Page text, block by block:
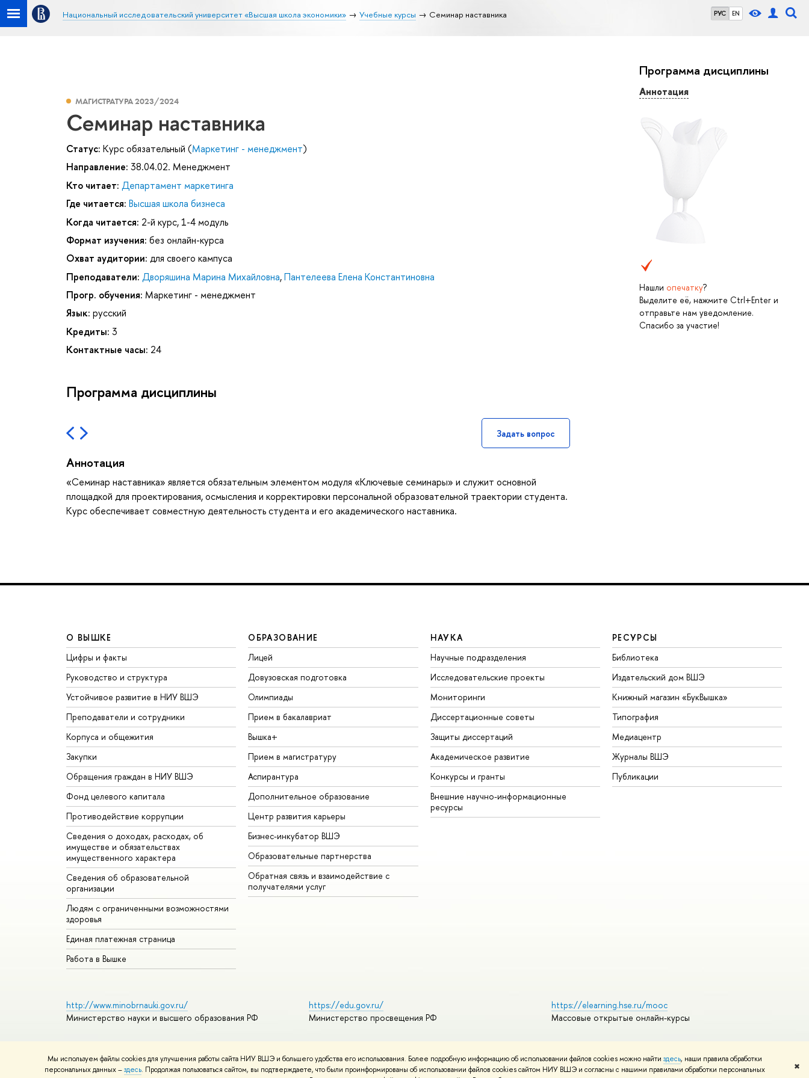
Мы используем файлы cookies для улучшения работы сайта НИУ ВШЭ и большего удобства его использования. Более подробную информацию об использовании файлов cookies можно найти здесь, наши правила обработки
персональных данных –здесь. Продолжая пользоваться сайтом, вы подтверждаете, что были проинформированы об использовании файлов cookies сайтом НИУ ВШЭ и согласны с нашими правилами обработки персональных
✖
РУС EN
Национальный исследовательский университет «Высшая школа экономики» Учебные курсы Семинар наставника
Программа дисциплины
Аннотация
Нашли опечатку?
Выделите её, нажмите Ctrl+Enter и
отправьте нам уведомление.
Спасибо за участие!
МАГИСТРАТУРА 2023/2024
Семинар наставника
Статус: Курс обязательный (Маркетинг - менеджмент)
Направление: 38.04.02. Менеджмент
Кто читает: Департамент маркетинга
Где читается: Высшая школа бизнеса
Когда читается: 2-й курс, 1-4 модуль
Формат изучения: без онлайн-курса
Охват аудитории: для своего кампуса
Преподаватели: Дворяшина Марина Михайловна,Пантелеева Елена Константиновна
Прогр. обучения: Маркетинг - менеджмент
Язык: русский
Кредиты: 3
Контактные часы: 24
Программа дисциплины
Задать вопрос
Аннотация
«Семинар наставника» является обязательным элементом модуля «Ключевые семинары» и служит основной
площадкой для проектирования, осмысления и корректировки персональной образовательной траектории студента.
Курс обеспечивает совместную деятельность студента и его академического наставника.
О ВЫШКЕ
Цифры и факты
Руководство и структура
Устойчивое развитие в НИУ ВШЭ
Преподаватели и сотрудники
Корпуса и общежития
Закупки
Обращения граждан в НИУ ВШЭ
Фонд целевого капитала
Противодействие коррупции
Сведения о доходах, расходах, об
имуществе и обязательствах
имущественного характера
Сведения об образовательной
организации
Людям с ограниченными возможностями
здоровья
Единая платежная страница
Работа в Вышке
ОБРАЗОВАНИЕ
Лицей
Довузовская подготовка
Олимпиады
Прием в бакалавриат
Вышка+
Прием в магистратуру
Аспирантура
Дополнительное образование
Центр развития карьеры
Бизнес-инкубатор ВШЭ
Образовательные партнерства
Обратная связь и взаимодействие с
получателями услуг
НАУКА
Научные подразделения
Исследовательские проекты
Мониторинги
Диссертационные советы
Защиты диссертаций
Академическое развитие
Конкурсы и гранты
Внешние научно-информационные
ресурсы
РЕСУРСЫ
Библиотека
Издательский дом ВШЭ
Книжный магазин «БукВышка»
Типография
Медиацентр
Журналы ВШЭ
Публикации
http://www.minobrnauki.gov.ru/
Министерство науки и высшего образования РФ
https://edu.gov.ru/
Министерство просвещения РФ
https://elearning.hse.ru/mooc
Массовые открытые онлайн-курсы
© НИУ ВШЭ 1993–2026 Адреса и контакты Условия использования материалов
Политика конфиденциальности
Редактору